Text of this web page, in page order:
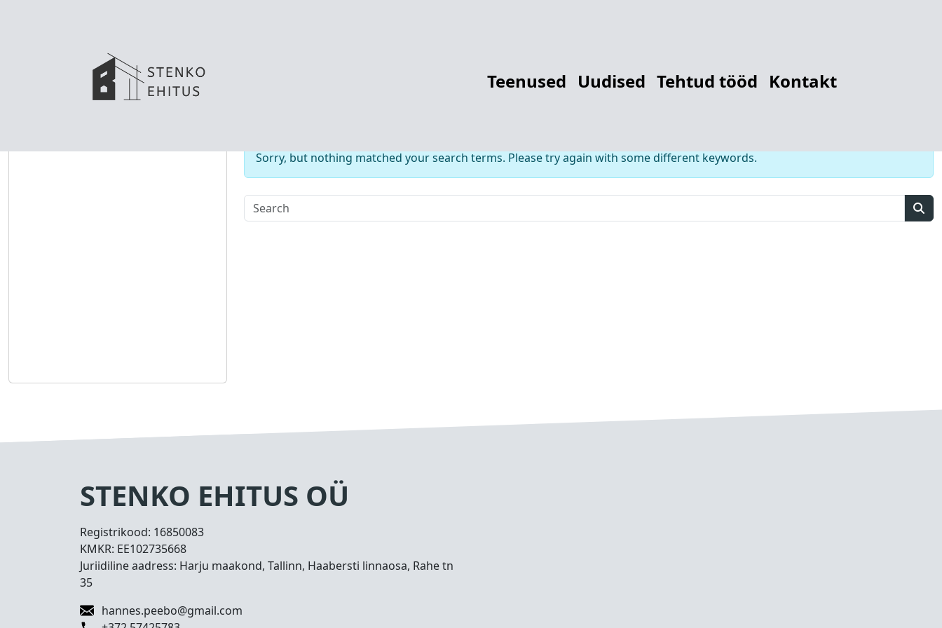
Teenused Uudised Tehtud tööd Kontakt
Nothing Found for12784206957
Sorry, but nothing matched your search terms. Please try again with some different keywords.
STENKO EHITUS OÜ
Registrikood: 16850083
KMKR: EE102735668
Juriidiline aadress: Harju maakond, Tallinn, Haabersti linnaosa, Rahe tn
35
hannes.peebo@gmail.com